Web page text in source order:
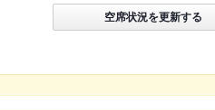
空席状況を更新する